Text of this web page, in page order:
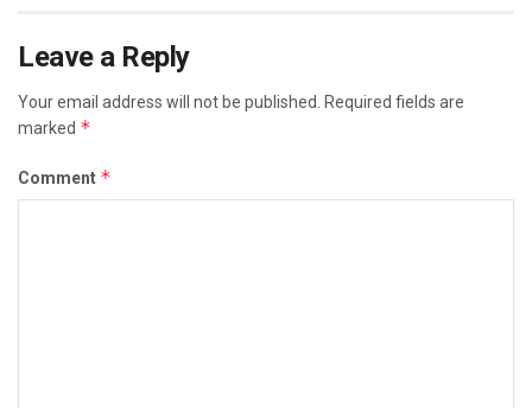
Leave a Reply
Your email address will not be published. Required fields are
marked *
Comment *